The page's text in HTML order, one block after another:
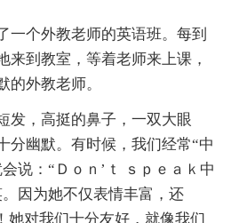
一个外教老师的英语班。每到
来到教室，等着老师来上课，
的外教老师。
发，高挺的鼻子，一双大眼
分幽默。有时候，我们经常“中
说：“Ｄｏｎ’ｔ ｓｐｅａｋ中
因为她不仅表情丰富，还
她对我们十分友好，就像我们